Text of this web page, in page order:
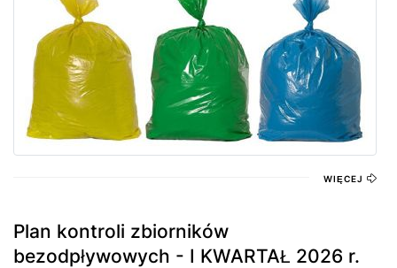
WIĘCEJ
Plan kontroli zbiorników
bezodpływowych - I KWARTAŁ 2026 r.